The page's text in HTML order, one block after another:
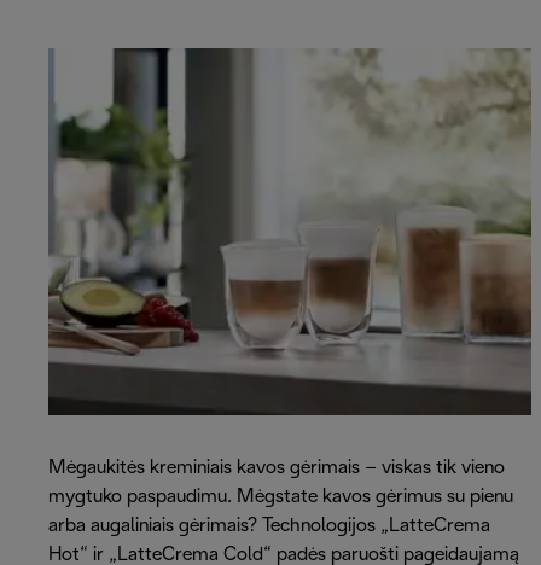
Mėgaukitės kreminiais kavos gėrimais – viskas tik vieno
mygtuko paspaudimu. Mėgstate kavos gėrimus su pienu
arba augaliniais gėrimais? Technologijos „LatteCrema
Hot“ ir „LatteCrema Cold“ padės paruošti pageidaujamą